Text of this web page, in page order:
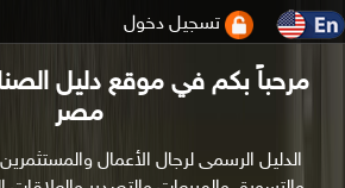
تسجيل دخول
مرحباً بكم في موقع دليل
مصر
الدليل الرسمى لرجال الأعمال